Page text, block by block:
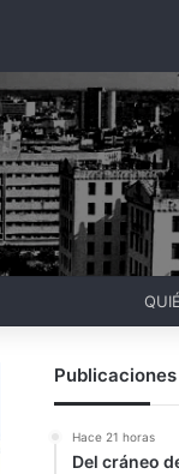
Hace 21 horas
Del cráneo